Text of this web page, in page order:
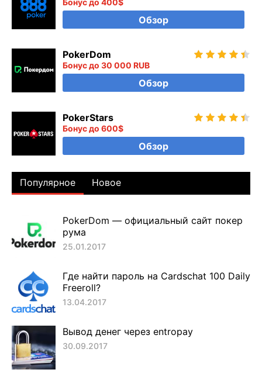
Бонус до 400$
Обзор
PokerDom
Бонус до 30 000 RUB
Обзор
PokerStars
Бонус до 600$
Обзор
Популярное Новое
PokerDom — официальный сайт покер
рума
25.01.2017
Где найти пароль на Cardschat 100 Daily
Freeroll?
13.04.2017
Вывод денег через entropay
30.09.2017